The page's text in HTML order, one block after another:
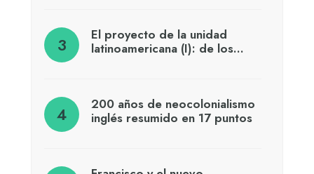
El proyecto de la unidad
latinoamericana (I): de los…
200 años de neocolonialismo
inglés resumido en 17 puntos